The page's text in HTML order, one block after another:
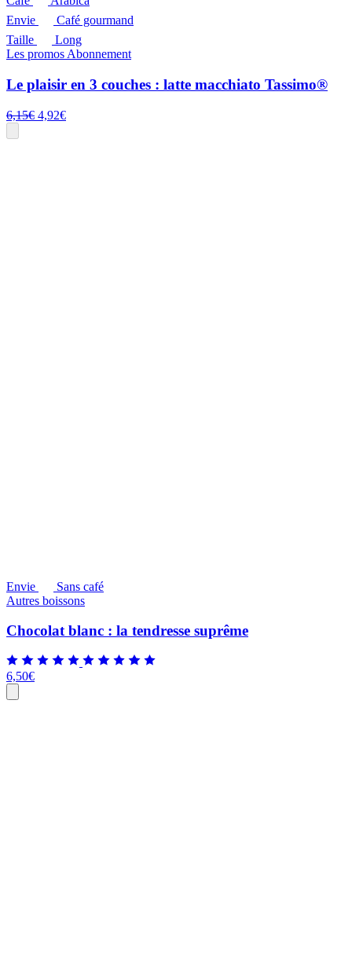
Envie
Café gourmand
Taille
Long
Les promos Abonnement
Le plaisir en 3 couches : latte macchiato Tassimo®
6,15€ Le
4,92€Le
Envie
Sans café
Autres boissons
Chocolat blanc : la tendresse suprême
6,50€